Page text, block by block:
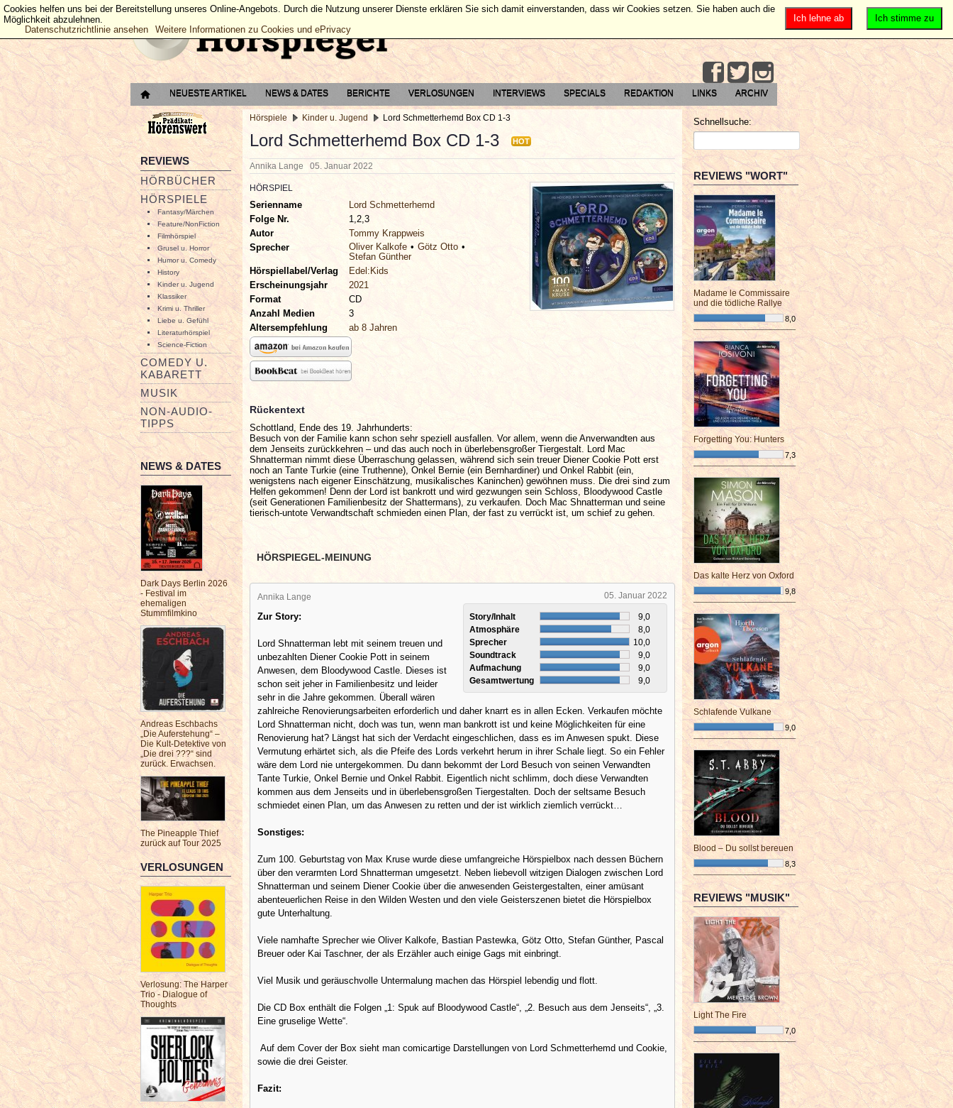
NEUESTE ARTIKEL NEWS & DATES BERICHTE VERLOSUNGEN INTERVIEWS SPECIALS REDAKTION LINKS ARCHIV
REVIEWS
HÖRBÜCHER
HÖRSPIELE
Fantasy/Märchen
Feature/NonFiction
Filmhörspiel
Grusel u. Horror
Humor u. Comedy
History
Kinder u. Jugend
Klassiker
Krimi u. Thriller
Liebe u. Gefühl
Literaturhörspiel
Science-Fiction
COMEDY U.
KABARETT
MUSIK
NON-AUDIO-
TIPPS
NEWS & DATES
Dark Days Berlin 2026
- Festival im
ehemaligen
Stummfilmkino
Andreas Eschbachs
„Die Auferstehung“ –
Die Kult-Detektive von
„Die drei ???“ sind
zurück. Erwachsen.
The Pineapple Thief
zurück auf Tour 2025
VERLOSUNGEN
Verlosung: The Harper
Trio - Dialogue of
Thoughts
Hörspiele Kinder u. Jugend Lord Schmetterhemd Box CD 1-3
Lord Schmetterhemd Box CD 1-3 HOT
Annika Lange 05. Januar 2022
HÖRSPIEL
Serienname
Lord Schmetterhemd
Folge Nr.
1,2,3
Autor
Tommy Krappweis
Sprecher
Oliver Kalkofe
Götz Otto
Stefan Günther
Hörspiellabel/Verlag
Edel:Kids
Erscheinungsjahr
2021
Format
CD
Anzahl Medien
3
Altersempfehlung
ab 8 Jahren
Rückentext
Schottland, Ende des 19. Jahrhunderts:
Besuch von der Familie kann schon sehr speziell ausfallen. Vor allem, wenn die Anverwandten aus
dem Jenseits zurückkehren – und das auch noch in überlebensgroßer Tiergestalt. Lord Mac
Shnatterman nimmt diese Überraschung gelassen, während sich sein treuer Diener Cookie Pott erst
noch an Tante Turkie (eine Truthenne), Onkel Bernie (ein Bernhardiner) und Onkel Rabbit (ein,
wenigstens nach eigener Einschätzung, musikalisches Kaninchen) gewöhnen muss. Die drei sind zum
Helfen gekommen! Denn der Lord ist bankrott und wird gezwungen sein Schloss, Bloodywood Castle
(seit Generationen Familienbesitz der Shattermans), zu verkaufen. Doch Mac Shnatterman und seine
tierisch-untote Verwandtschaft schmieden einen Plan, der fast zu verrückt ist, um schief zu gehen.
HÖRSPIEGEL-MEINUNG
05. Januar 2022
Annika Lange
Story/Inhalt
9,0
Atmosphäre
8,0
Sprecher
10,0
Soundtrack
9,0
Aufmachung
9,0
Gesamtwertung
9,0
Zur Story:
Lord Shnatterman lebt mit seinem treuen und
unbezahlten Diener Cookie Pott in seinem
Anwesen, dem Bloodywood Castle. Dieses ist
schon seit jeher in Familienbesitz und leider
sehr in die Jahre gekommen. Überall wären
zahlreiche Renovierungsarbeiten erforderlich und daher knarrt es in allen Ecken. Verkaufen möchte
Lord Shnatterman nicht, doch was tun, wenn man bankrott ist und keine Möglichkeiten für eine
Renovierung hat? Längst hat sich der Verdacht eingeschlichen, dass es im Anwesen spukt. Diese
Vermutung erhärtet sich, als die Pfeife des Lords verkehrt herum in ihrer Schale liegt. So ein Fehler
wäre dem Lord nie untergekommen. Du dann bekommt der Lord Besuch von seinen Verwandten
Tante Turkie, Onkel Bernie und Onkel Rabbit. Eigentlich nicht schlimm, doch diese Verwandten
kommen aus dem Jenseits und in überlebensgroßen Tiergestalten. Doch der seltsame Besuch
schmiedet einen Plan, um das Anwesen zu retten und der ist wirklich ziemlich verrückt…
Sonstiges:
Zum 100. Geburtstag von Max Kruse wurde diese umfangreiche Hörspielbox nach dessen Büchern
über den verarmten Lord Shnatterman umgesetzt. Neben liebevoll witzigen Dialogen zwischen Lord
Shnatterman und seinem Diener Cookie über die anwesenden Geistergestalten, einer amüsant
abenteuerlichen Reise in den Wilden Westen und den viele Geisterszenen bietet die Hörspielbox
gute Unterhaltung.
Viele namhafte Sprecher wie Oliver Kalkofe, Bastian Pastewka, Götz Otto, Stefan Günther, Pascal
Breuer oder Kai Taschner, der als Erzähler auch einige Gags mit einbringt.
Viel Musik und geräuschvolle Untermalung machen das Hörspiel lebendig und flott.
Die CD Box enthält die Folgen „1: Spuk auf Bloodywood Castle“, „2. Besuch aus dem Jenseits“, „3.
Eine gruselige Wette“.
Auf dem Cover der Box sieht man comicartige Darstellungen von Lord Schmetterhemd und Cookie,
sowie die drei Geister.
Fazit:
Schnellsuche:
REVIEWS "WORT"
Madame le Commissaire
und die tödliche Rallye
8,0
¯¯¯¯¯¯¯¯¯¯¯¯¯¯¯¯¯¯¯¯¯¯¯¯
Forgetting You: Hunters
7,3
¯¯¯¯¯¯¯¯¯¯¯¯¯¯¯¯¯¯¯¯¯¯¯¯
Das kalte Herz von Oxford
9,8
¯¯¯¯¯¯¯¯¯¯¯¯¯¯¯¯¯¯¯¯¯¯¯¯
Schlafende Vulkane
9,0
¯¯¯¯¯¯¯¯¯¯¯¯¯¯¯¯¯¯¯¯¯¯¯¯
Blood – Du sollst bereuen
8,3
¯¯¯¯¯¯¯¯¯¯¯¯¯¯¯¯¯¯¯¯¯¯¯¯
REVIEWS "MUSIK"
Light The Fire
7,0
¯¯¯¯¯¯¯¯¯¯¯¯¯¯¯¯¯¯¯¯¯¯¯¯
Ich stimme zu
Ich lehne ab
Cookies helfen uns bei der Bereitstellung unseres Online-Angebots. Durch die Nutzung unserer Dienste erklären Sie sich damit einverstanden, dass wir Cookies setzen. Sie haben auch die
Möglichkeit abzulehnen.
Datenschutzrichtlinie ansehen
Weitere Informationen zu Cookies und ePrivacy